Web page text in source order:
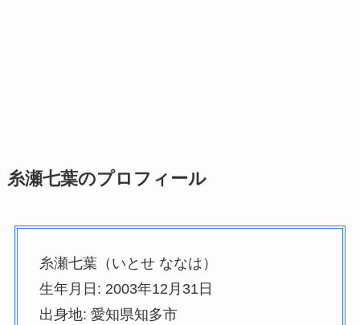
糸瀬七葉のプロフィール
糸瀬七葉（いとせ ななは）
生年月日: 2003年12月31日
出身地: 愛知県知多市